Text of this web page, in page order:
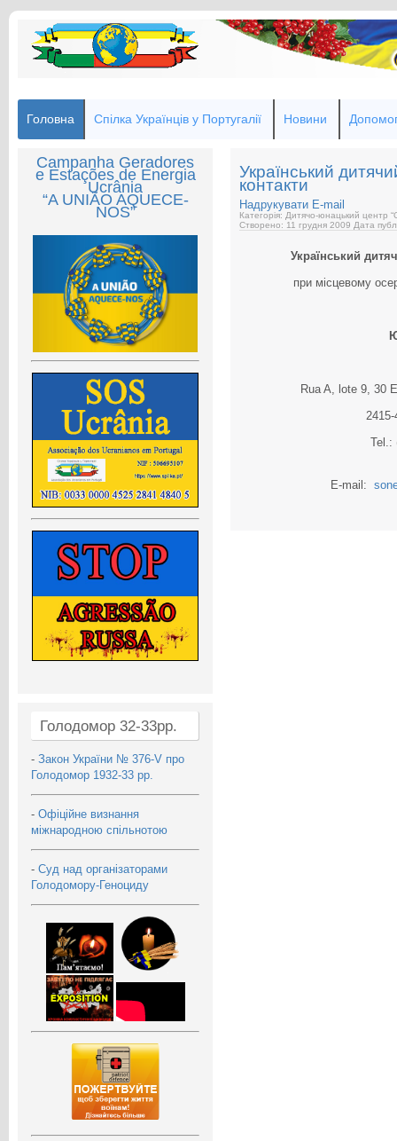
Головна Спілка Українців у Португалії Новини
Campanha Geradores
e Estações de Energia
Ucrânia
“A UNIÃO AQUECE-
NOS”
Голодомор 32-33рр.
- Закон України № 376-V про
Голодомор 1932-33 рр.
- Офіційне визнання
міжнародною спільнотою
- Суд над організаторами
Голодомору-Геноциду
Український
контакти
Надрукувати E-mail
Категорія: Дитячо-юнацький центр
Створено: 11 грудня 2009 Дата
Український
при місцевому
Rua A, lote 9, 30
Tel.:
E-mail: